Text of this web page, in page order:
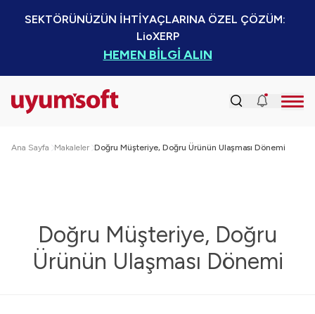
SEKTÖRÜNÜZÜN İHTİYAÇLARINA ÖZEL ÇÖZÜM:
LioXERP
HEMEN BİLGİ ALIN
Ana Sayfa Makaleler Doğru Müşteriye, Doğru Ürünün Ulaşması Dönemi
Doğru Müşteriye, Doğru
Ürünün Ulaşması Dönemi